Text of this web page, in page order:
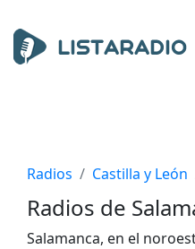
Radios Castilla y León
Radios de
Salamanca, en el